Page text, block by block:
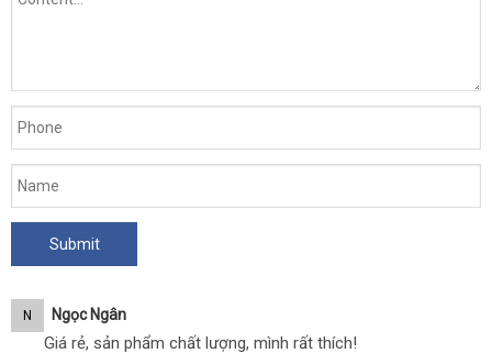
N Ngọc Ngân
Giá rẻ, sản phẩm chất lượng, mình rất thích!